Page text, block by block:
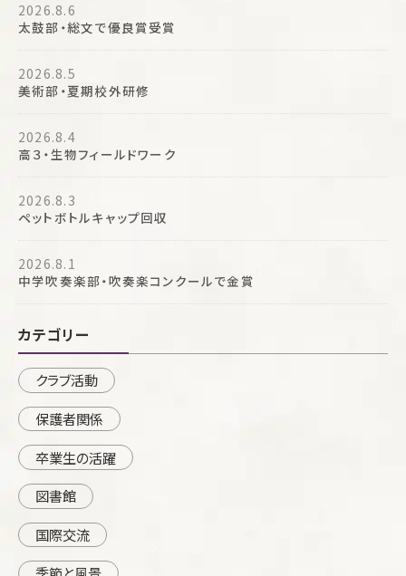
2026.8.6
太鼓部・総文で優良賞受賞
2026.8.5
美術部・夏期校外研修
2026.8.4
高３・生物フィールドワーク
2026.8.3
ペットボトルキャップ回収
2026.8.1
中学吹奏楽部・吹奏楽コンクールで金賞
カテゴリー
クラブ活動
保護者関係
卒業生の活躍
図書館
国際交流